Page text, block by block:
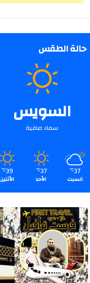
حالة الطقس
السويس
سماء صافية
37
℃
السبت
37
℃
الأحد
39
℃
الأثنين